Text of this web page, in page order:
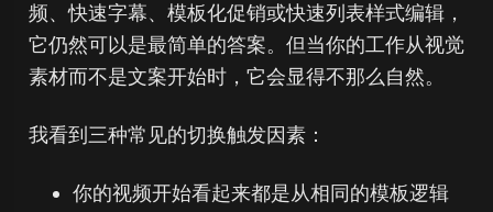
频、快速字幕、模板化促销或快速列表样式编辑，
它仍然可以是最简单的答案。但当你的工作从视觉
素材而不是文案开始时，它会显得不那么自然。
我看到三种常见的切换触发因素：
你的视频开始看起来都是从相同的模板逻辑